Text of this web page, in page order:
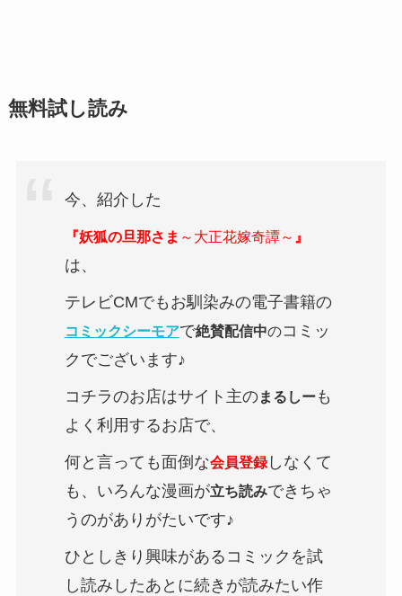
無料試し読み
今、紹介した
『妖狐の旦那さま ～大正花嫁奇譚～ 』
は、
テレビCMでもお馴染みの電子書籍の
コミックシーモアで絶賛配信中のコミッ
クでございます♪
コチラのお店はサイト主のまるしーも
よく利用するお店で、
何と言っても面倒な会員登録しなくて
も、いろんな漫画が立ち読みできちゃ
うのがありがたいです♪
ひとしきり興味があるコミックを試
し読みしたあとに続きが読みたい作